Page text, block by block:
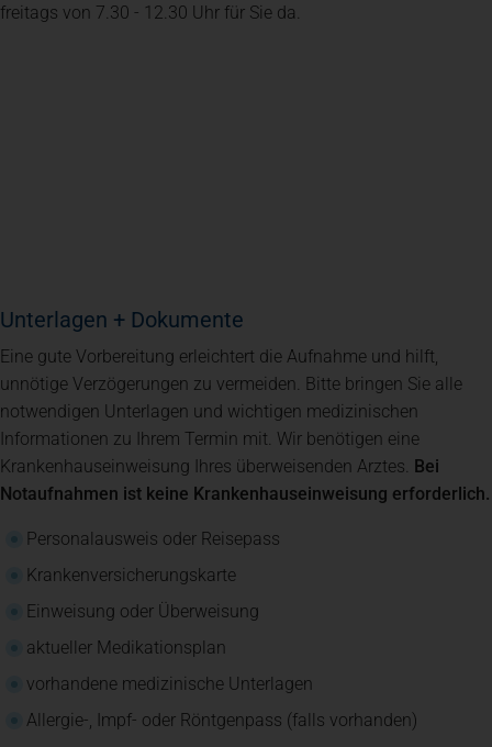
freitags von 7.30 - 12.30 Uhr für Sie da.
Unterlagen + Dokumente
Eine gute Vorbereitung erleichtert die Aufnahme und hilft,
unnötige Verzögerungen zu vermeiden. Bitte bringen Sie alle
notwendigen Unterlagen und wichtigen medizinischen
Informationen zu Ihrem Termin mit. Wir benötigen eine
Krankenhauseinweisung Ihres überweisenden Arztes. Bei
Notaufnahmen ist keine Krankenhauseinweisung erforderlich.
Personalausweis oder Reisepass
Krankenversicherungskarte
Einweisung oder Überweisung
aktueller Medikationsplan
vorhandene medizinische Unterlagen
Allergie-, Impf- oder Röntgenpass (falls vorhanden)